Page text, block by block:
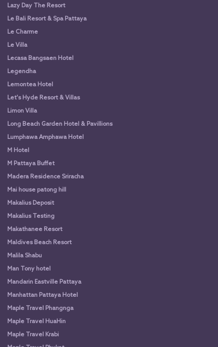
Lazy Day The Resort
Le Bali Resort & Spa Pattaya
Le Charme
Le Villa
Lecasa Bangsaen Hotel
Legendha
Lemontea Hotel
Let's Hyde Resort & Villas
Limon Villa
Long Beach Garden Hotel & Pavillions
Lumphawa Amphawa Hotel
M Hotel
M Pattaya Buffet
Madera Residence Sriracha
Mai house patong hill
Makalius Deposit
Makalius Testing
Makathanee Resort
Maldives Beach Resort
Malila Shabu
Man Tony hotel
Mandarin Eastville Pattaya
Manhattan Pattaya Hotel
Maple Travel Phangnga
Maple Travel HuaHin
Maple Travel Krabi